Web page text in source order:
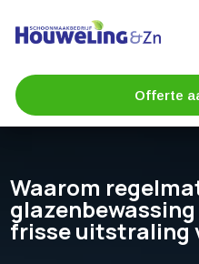
Offerte
Waarom
frisse uitstraling